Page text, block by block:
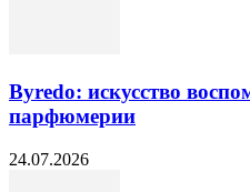
Byredo: искусство
парфюмерии
24.07.2026